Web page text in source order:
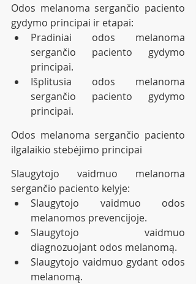
Odos melanoma sergančio paciento
gydymo principai ir etapai:
Pradiniai odos melanoma
sergančio paciento gydymo
principai.
Išplitusia odos melanoma
sergančio paciento gydymo
principai.
Odos melanoma sergančio paciento
ilgalaikio stebėjimo principai
Slaugytojo vaidmuo melanoma
sergančio paciento kelyje:
Slaugytojo vaidmuo odos
melanomos prevencijoje.
Slaugytojo vaidmuo
diagnozuojant odos melanomą.
Slaugytojo vaidmuo gydant odos
melanomą.